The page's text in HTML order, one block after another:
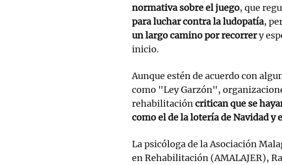
normativa sobre el juego, que
para luchar contra la ludopatía,
un largo camino por recorrery
inicio.
Aunque estén de acuerdo con
como "Ley Garzón",
rehabilitacióncritican que se
como el de la lotería de Navidad y
La psicóloga de la Asociación
en Rehabilitación (AMALAJER),